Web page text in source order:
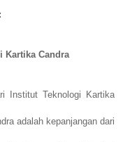
Kartika Candra
Institut Teknologi Kartika
adalah kepanjangan dari